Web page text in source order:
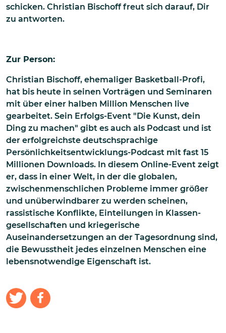
schicken. Christian Bischoff freut sich darauf, Dir
zu antworten.
Zur Person:
Christian Bischoff, ehemaliger Basketball-Profi,
hat bis heute in seinen Vorträgen und Seminaren
mit über einer halben Million Menschen live
gearbeitet. Sein Erfolgs-Event "Die Kunst, dein
Ding zu machen" gibt es auch als Podcast und ist
der erfolgreichste deutschsprachige
Persönlichkeitsentwicklungs-Podcast mit fast 15
Millionen Downloads. In diesem Online-Event zeigt
er, dass in einer Welt, in der die globalen,
zwischenmenschlichen Probleme immer größer
und unüberwindbarer zu werden scheinen,
rassistische Konflikte, Einteilungen in Klassen­
gesell­schaften und kriegerische
Auseinandersetzungen an der Tagesordnung sind,
die Bewusstheit jedes einzelnen Menschen eine
lebensnotwendige Eigenschaft ist.